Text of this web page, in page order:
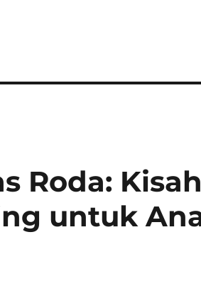
Roda: Kisah
untuk